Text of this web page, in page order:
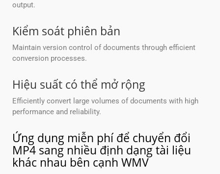
output.
Kiểm soát phiên bản
Maintain version control of documents through efficient
conversion processes.
Hiệu suất có thể mở rộng
Efficiently convert large volumes of documents with high
performance and reliability.
Ứng dụng miễn phí để chuyển đổi
MP4 sang nhiều định dạng tài liệu
khác nhau bên cạnh WMV